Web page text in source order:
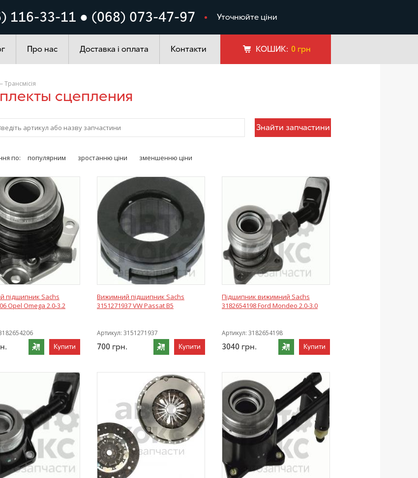
116-33-11 ● (068) 073-47-97 Уточнюйте ціни
Автохімія
Про нас Доставка і оплата Контакти КОШИК: 0грн
Трансмісія
сцепления
Знайти запчастини
по: популярним зростанню ціни зменшенню ціни
підшипник Sachs
Opel Omega 2.0-3.2
Купити
Вижимний підшипник Sachs
3151271937 VW Passat B5
Артикул: 3151271937
700 грн. Купити
Підшипник вижимний Sachs
3182654198 Ford Mondeo 2.0-3.0
Артикул: 3182654198
3040 грн. Купити